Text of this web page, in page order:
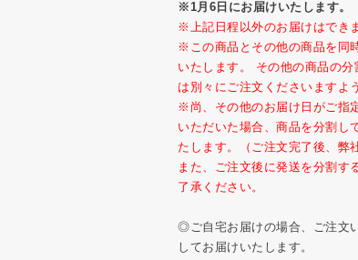
※1月6日にお届けいたします。
※上記日程以外のお届けはでき
※この商品とその他の商品を同
いたします。 その他の商品の
は別々にご注文くださいますよ
※尚、その他のお届け日がご指
いただいた場合、商品を分割し
たします。（ご注文完了後、弊
また、ご注文後に発送を分割す
了承ください。
◎ご自宅お届けの場合、ご注文
してお届けいたします。